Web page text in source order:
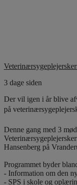
3 dage siden
Der vil igen i år blive
på
Denne gang med 3
Hansenberg på
Programmet byder
- Information om den
- SPS i skole og